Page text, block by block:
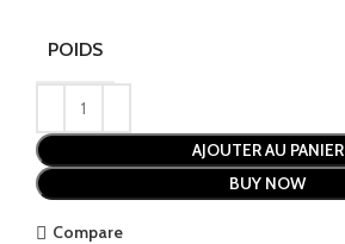
POIDS
AJOUTER AU PANIER
BUY NOW
Compare